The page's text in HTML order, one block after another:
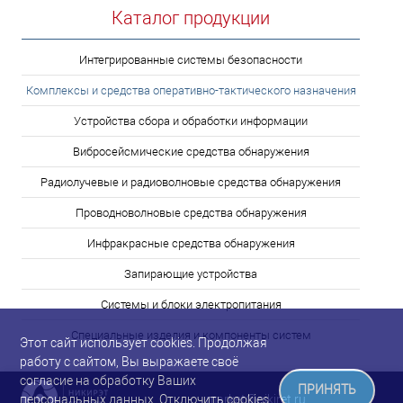
Каталог продукции
Интегрированные системы безопасности
Комплексы и средства оперативно-тактического назначения
Устройства сбора и обработки информации
Вибросейсмические средства обнаружения
Радиолучевые и радиоволновые средства обнаружения
Проводноволновые средства обнаружения
Инфракрасные средства обнаружения
Запирающие устройства
Системы и блоки электропитания
Специальные изделия и компоненты систем
market@nikiret.ru
Этот сайт использует cookies. Продолжая
работу с сайтом, Вы выражаете своё
согласие на обработку Ваших
персональных данных. Отключить cookies
ПРИНЯТЬ